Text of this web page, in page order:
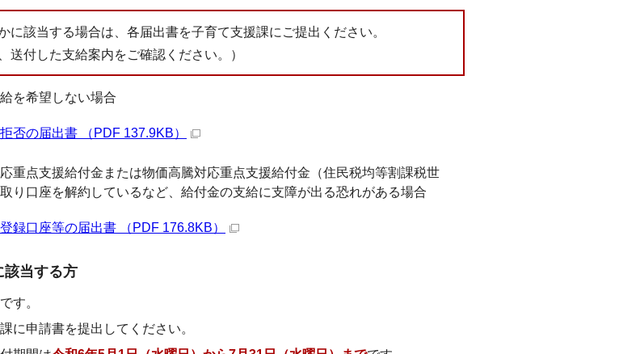
に該当する場合は、各届出書を子育て支援課にご提出ください。
送付した支給案内をご確認ください。）
を希望しない場合
否の届出書 （PDF 137.9KB）
重点支援給付金または物価高騰対応重点支援給付金（住民税均等割課税世
り口座を解約しているなど、給付金の支給に支障が出る恐れがある場合
録口座等の届出書 （PDF 176.8KB）
該当する方
す。
に申請書を提出してください。